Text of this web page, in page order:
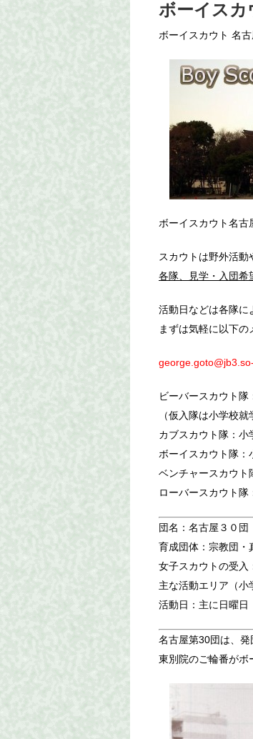
ボーイスカ
ボーイスカウト 名
ボーイスカウト名古
スカウトは野外活動
各隊、見学・入団希
活動日などは各隊に
まずは気軽に以下の
ビーバースカウト
（仮入隊は小学校就
カブスカウト隊：小
ボーイスカウト隊：
ベンチャースカウト
ローバースカウト隊
団名：名古屋３０団
育成団体：宗教団・
女子スカウトの受入
主な活動エリア（小
活動日：主に日曜日
名古屋第30団は、
東別院のご輪番がボ